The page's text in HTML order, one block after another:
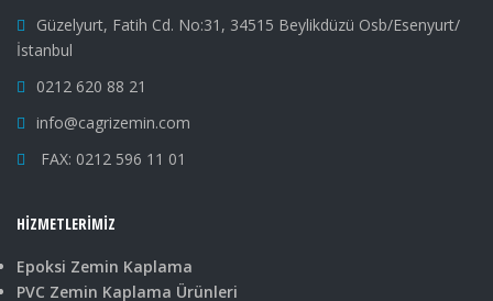
Güzelyurt, Fatih Cd. No:31, 34515 Beylikdüzü Osb/Esenyurt/
İstanbul
0212 620 88 21
info@cagrizemin.com
FAX: 0212 596 11 01
HIZMETLERIMIZ
Epoksi Zemin Kaplama
PVC Zemin Kaplama Ürünleri